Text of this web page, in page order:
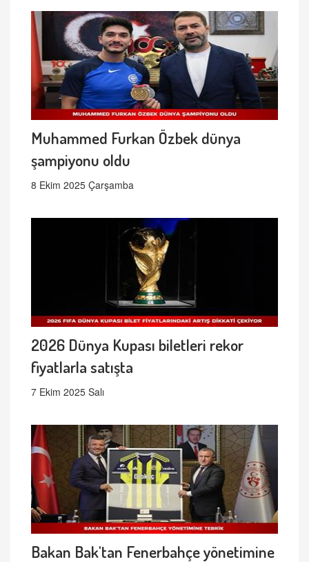
Muhammed Furkan Özbek dünya
şampiyonu oldu
8 Ekim 2025 Çarşamba
2026 Dünya Kupası biletleri rekor
fiyatlarla satışta
7 Ekim 2025 Salı
Bakan Bak'tan Fenerbahçe yönetimine